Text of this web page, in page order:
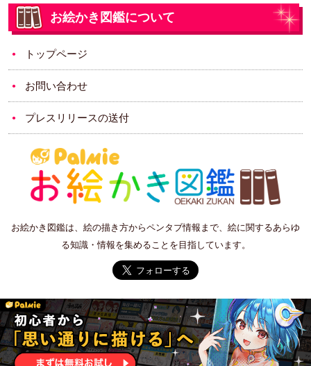
お絵かき図鑑について
トップページ
お問い合わせ
プレスリリースの送付
お絵かき図鑑は、絵の描き方からペンタブ情報まで、絵に関するあらゆ
る知識・情報を集めることを目指しています。